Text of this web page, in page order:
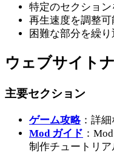
特定のセクション
再生速度を調整可
困難な部分を繰り
ウェブサイト
主要セクション
ゲーム攻略：詳細
Mod ガイド ：
制作チュートリア